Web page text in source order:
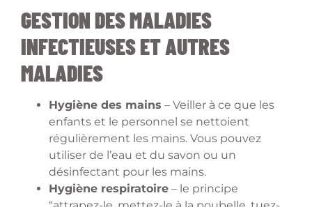
GESTION DES MALADIES
INFECTIEUSES ET AUTRES
MALADIES
Hygiène des mains – Veiller à ce que les
enfants et le personnel se nettoient
régulièrement les mains. Vous pouvez
utiliser de l’eau et du savon ou un
désinfectant pour les mains.
Hygiène respiratoire – le principe